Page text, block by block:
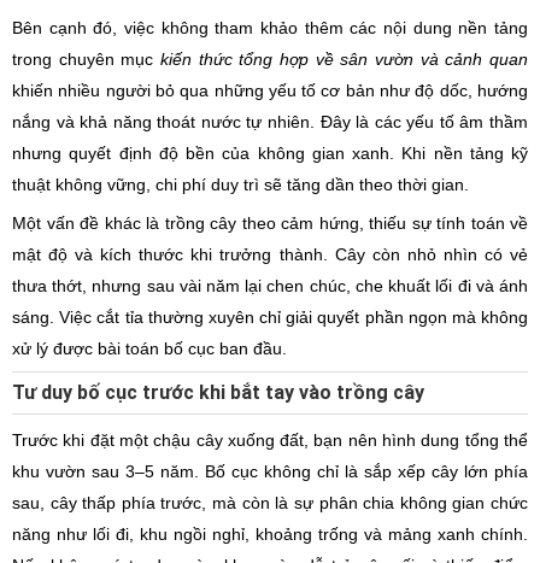
Bên cạnh đó, việc không tham khảo thêm các nội dung nền tảng
trong chuyên mục kiến thức tổng hợp về sân vườn và cảnh quan
khiến nhiều người bỏ qua những yếu tố cơ bản như độ dốc, hướng
nắng và khả năng thoát nước tự nhiên. Đây là các yếu tố âm thầm
nhưng quyết định độ bền của không gian xanh. Khi nền tảng kỹ
thuật không vững, chi phí duy trì sẽ tăng dần theo thời gian.
Một vấn đề khác là trồng cây theo cảm hứng, thiếu sự tính toán về
mật độ và kích thước khi trưởng thành. Cây còn nhỏ nhìn có vẻ
thưa thớt, nhưng sau vài năm lại chen chúc, che khuất lối đi và ánh
sáng. Việc cắt tỉa thường xuyên chỉ giải quyết phần ngọn mà không
xử lý được bài toán bố cục ban đầu.
Tư duy bố cục trước khi bắt tay vào trồng cây
Trước khi đặt một chậu cây xuống đất, bạn nên hình dung tổng thể
khu vườn sau 3–5 năm. Bố cục không chỉ là sắp xếp cây lớn phía
sau, cây thấp phía trước, mà còn là sự phân chia không gian chức
năng như lối đi, khu ngồi nghỉ, khoảng trống và mảng xanh chính.